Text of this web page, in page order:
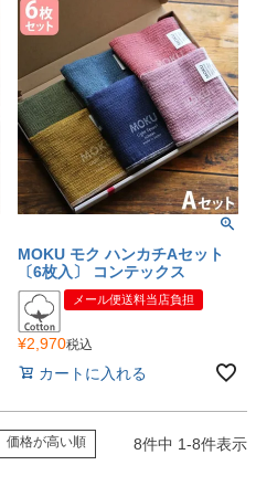
MOKU モク ハンカチAセット
〔6枚入〕 コンテックス
メール便送料当店負担
¥2,970税込
カートに入れる
価格が高い順 8件中 1-8件表示